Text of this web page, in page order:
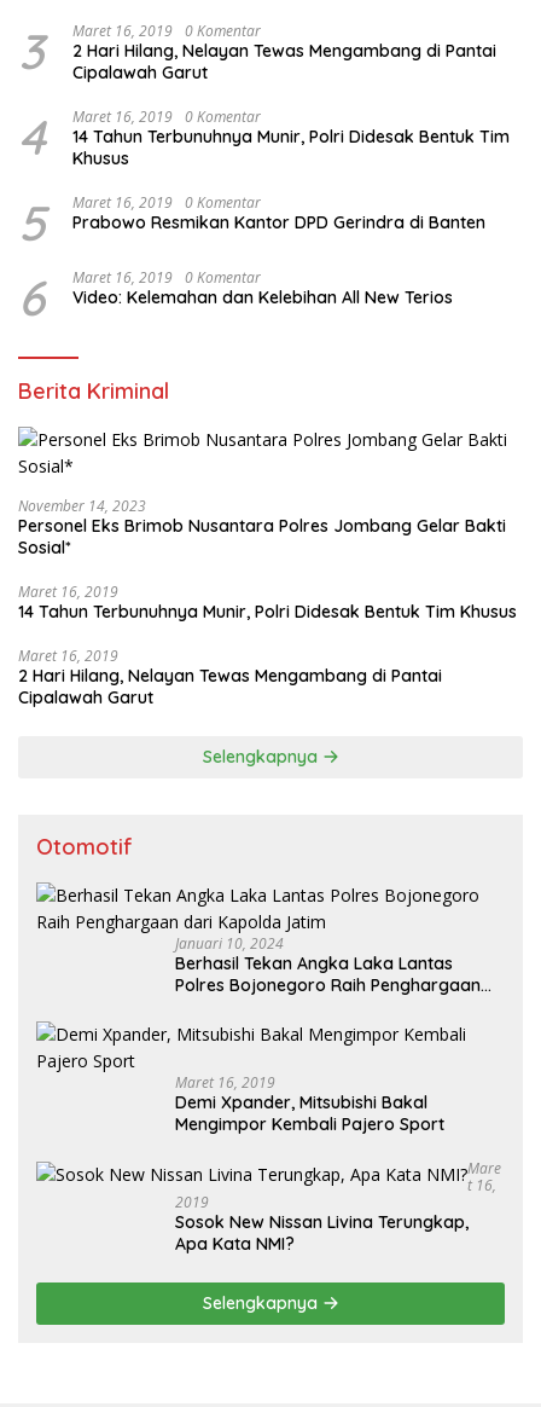
3 Maret 16, 2019 0 Komentar
2 Hari Hilang, Nelayan Tewas Mengambang di Pantai
Cipalawah Garut
4 Maret 16, 2019 0 Komentar
14 Tahun Terbunuhnya Munir, Polri Didesak Bentuk Tim
Khusus
5 Maret 16, 2019 0 Komentar
Prabowo Resmikan Kantor DPD Gerindra di Banten
6 Maret 16, 2019 0 Komentar
Video: Kelemahan dan Kelebihan All New Terios
Berita Kriminal
November 14, 2023
Personel Eks Brimob Nusantara Polres Jombang Gelar Bakti
Sosial*
Maret 16, 2019
14 Tahun Terbunuhnya Munir, Polri Didesak Bentuk Tim Khusus
Maret 16, 2019
2 Hari Hilang, Nelayan Tewas Mengambang di Pantai
Cipalawah Garut
Selengkapnya
Otomotif
Januari 10, 2024
Berhasil Tekan Angka Laka Lantas
Polres Bojonegoro Raih Penghargaan
Maret 16, 2019
Demi Xpander, Mitsubishi Bakal
Mengimpor Kembali Pajero Sport
Mare
T 16,
2019
Sosok New Nissan Livina Terungkap,
Apa Kata NMI?
Selengkapnya